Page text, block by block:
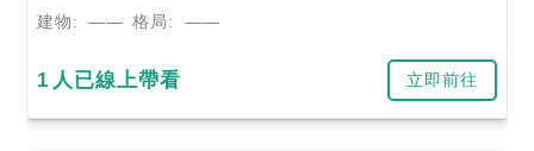
建物:
—— 格局: ——
1 人已線上帶看 立即前往